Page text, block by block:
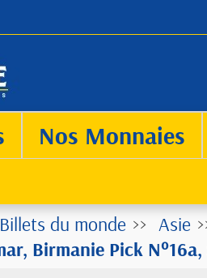
Nos Monnaies
Billets du monde Asie
Birmanie Pick